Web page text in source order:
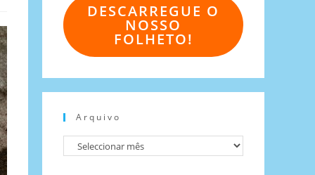
DESCARREGUE O
NOSSO
FOLHETO!
Arquivo